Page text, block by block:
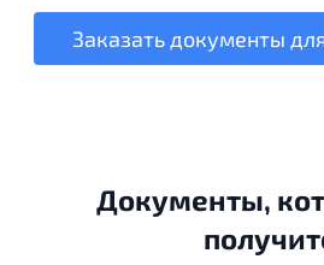
Заказать документы
Документы,